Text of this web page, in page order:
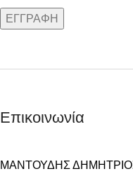
Επικοινωνία
ΜΑΝΤΟΥΔΗΣ